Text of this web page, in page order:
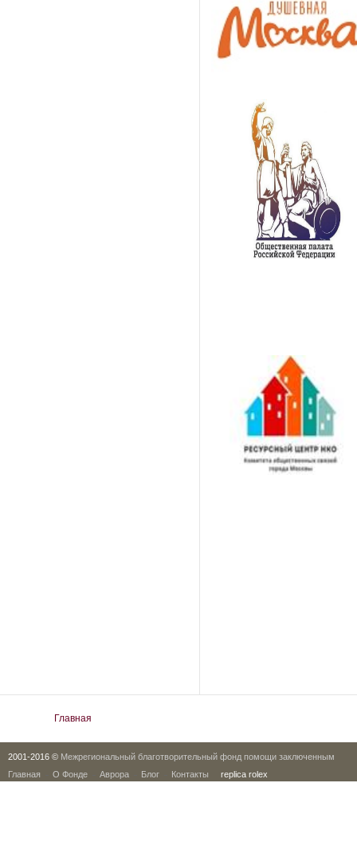
Главная
2001-2016 © Межрегиональный благотворительный фонд помощи заключенным
Главная
О Фонде Аврора Блог Контакты replica rolex